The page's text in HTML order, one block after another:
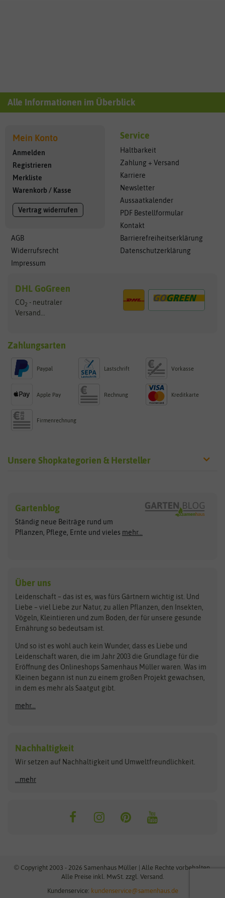
Alle Informationen im Überblick
Mein Konto
Anmelden
Registrieren
Merkliste
Warenkorb / Kasse
Vertrag widerrufen
AGB
Widerrufsrecht
Impressum
Service
Haltbarkeit
Zahlung + Versand
Karriere
Newsletter
Aussaatkalender
PDF Bestellformular
Kontakt
Barrierefreiheitserklärung
Datenschutzerklärung
DHL GoGreen
CO2 - neutraler
Versand...
Zahlungsarten
Paypal Lastschrift Vorkasse
Apple Pay Rechnung Kreditkarte
Firmenrechnung
Unsere Shopkategorien & Hersteller
Exotische Samen
Gemüsesamen
Gründünger
Kräutersamen
Obstsamen
Pilzbrut
Rasensamen
Steckzwiebeln
Zimmer & Kübelpflanzen
Kataloge
Schnäppchen
Anzucht & Gartenzubehör
Anzuchtschalen
Heizmatte & Heizkabel
Kokos-Quelltabletten
Zimmergewächshaus
Maissamen
Paprikasamen
Arche Noah
ASB Greenworld
Benary
Bingenheimer Saatgut
BioBalu
Bionana
BIOWOL
Blumicorn
Bûten Birds
Carl Pabst
Clever Pots
COMPO
Dürr-Samen
elho
Feldsaaten Freudenberger
Fertil
Flora Elite
Florissa
Flortis
Franchi Sementi
Greenline
Hortitops
JUB Holland
Küpper
Ladbrooke Soil Blockers
Gartenblog
Ständig neue Beiträge rund um
Pflanzen, Pflege, Ernte und vieles mehr...
Über uns
Leidenschaft – das ist es, was fürs Gärtnern wichtig ist. Und
Liebe – viel Liebe zur Natur, zu allen Pflanzen, den Insekten,
Vögeln, Kleintieren und zum Boden, der für unsere gesunde
Ernährung so bedeutsam ist.
Und so ist es wohl auch kein Wunder, dass es Liebe und
Leidenschaft waren, die im Jahr 2003 die Grundlage für die
Eröffnung des Onlineshops Samenhaus Müller waren. Was im
Kleinen begann ist nun zu einem großen Projekt gewachsen,
in dem es mehr als Saatgut gibt.
mehr...
Nachhaltigkeit
Wir setzen auf Nachhaltigkeit und Umweltfreundlichkeit.
...mehr
© Copyright 2003 - 2026 Samenhaus Müller | Alle Rechte vorbehalten.
Alle Preise inkl. MwSt. zzgl. Versand.
Kundenservice: kundenservice@samenhaus.de